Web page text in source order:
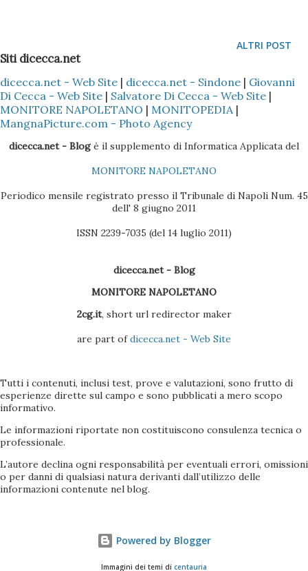
ALTRI POST
Siti dicecca.net
dicecca.net - Web Site | dicecca.net - Sindone | Giovanni
Di Cecca - Web Site | Salvatore Di Cecca - Web Site |
MONITORE NAPOLETANO | MONITOPEDIA |
MangnaPicture.com - Photo Agency
dicecca.net - Blogè il supplemento di Informatica Applicata del
MONITORE NAPOLETANO
Periodico mensile registrato presso il Tribunale di Napoli Num. 45
dell' 8 giugno 2011
ISSN 2239-7035 (del 14 luglio 2011)
dicecca.net - Blog
MONITORE NAPOLETANO
2cg.it, short url redirector maker
are part ofdicecca.net - Web Site
Tutti i contenuti, inclusi test, prove e valutazioni, sono frutto di
esperienze dirette sul campo e sono pubblicati a mero scopo
informativo.
Le informazioni riportate non costituiscono consulenza tecnica o
professionale.
L’autore declina ogni responsabilità per eventuali errori, omissioni
o per danni di qualsiasi natura derivanti dall’utilizzo delle
informazioni contenute nel blog.
Powered by Blogger
Immagini dei temi di centauria